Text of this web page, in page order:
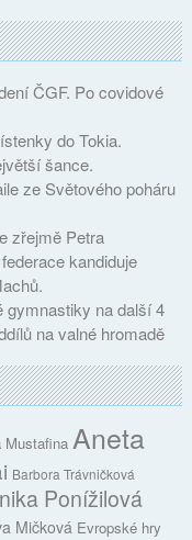
ČGF. Po covidové
do Tokia.
šance.
ze Světového poháru
zřejmě Petra
kandiduje
gymnastiky na další 4
na valné hromadě
Mustafina Aneta
Barbora Trávničková
Ponížilová
Mičková Evropské hry